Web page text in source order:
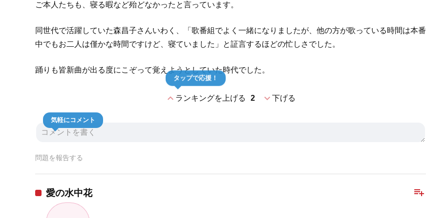
ご本人たちも、寝る暇など殆どなかったと言っています。
同世代で活躍していた森昌子さんいわく、「歌番組でよく一緒になりましたが、他の方が歌っている時間は本番
中でもお二人は僅かな時間ですけど、寝ていました」と証言するほどの忙しさでした。
踊りも皆新曲が出る度にこぞって覚えようとしていた時代でした。
expand_lessランキングを上げる 2
タップで応援！
expand_more下げる
気軽にコメント
問題を報告する
playlist_add
愛の水中花